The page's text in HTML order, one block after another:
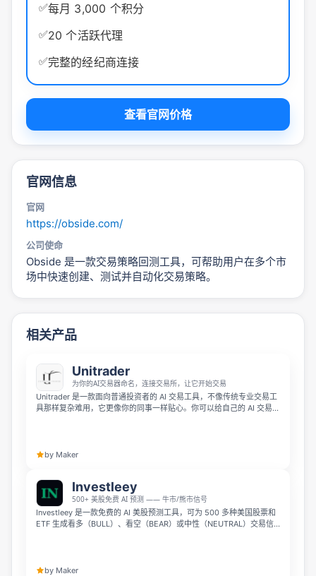
✅每月 3,000 个积分
✅20 个活跃代理
✅完整的经纪商连接
查看官网价格
官网信息
官网
https://obside.com/
公司使命
Obside 是一款交易策略回测工具，可帮助用户在多个市
场中快速创建、测试并自动化交易策略。
相关产品
Unitrader
为你的AI交易器命名，连接交易所，让它开始交易
Unitrader 是一款面向普通投资者的 AI 交易工具，不像传统专业交易工
具那样复杂难用，它更像你的同事一样贴心。你可以给自己的 AI 交易伙
by Maker
Investleey
500+ 美股免费 AI 预测 —— 牛市/熊市信号
Investleey 是一款免费的 AI 美股预测工具，可为 500 多种美国股票和
ETF 生成看多（BULL）、看空（BEAR）或中性（NEUTRAL）交易信
by Maker